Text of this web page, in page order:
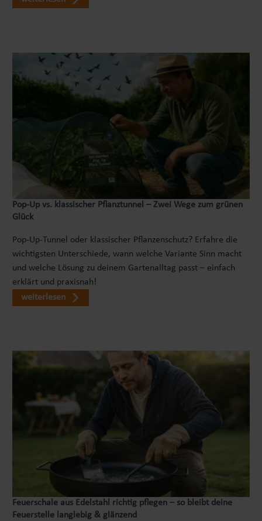
Abdeckung unnötig schwer oder unhandlich zu
Oberfläche verhindert, dass Regen oder
Spritzwasser in die Dämmung eindringen. So
bleibt die Abdeckung formstabil, lässt sich gut
handhaben und kann über viele Saisons hinweg
verwendet werden. In der Praxis kann die
Abdeckung die Energieeffizienz Ihres Whirlpools
um bis zu 40 % erhöhen und damit die Heizkosten
deutlich reduzieren. ## Montage, Nutzung und
Pflege der LAY-Z-SPA Abdeckung Die Nutzung ist
bewusst unkompliziert gehalten. Legen Sie die
Abdeckung über den gefüllten Whirlpool, richten
ermöglicht einen bequemen Zugang zu den
Pumpenanschlüssen, ohne dass Sie die komplette
Abdeckung abnehmen müssen. Für die Pflege
reicht es in der Regel aus, die Außenseite
gelegentlich mit klarem Wasser oder einer
geschmeidig und dicht zu halten. Bei
Nichtgebrauch kann die Abdeckung trocken und
geschützt gelagert werden. ## Lieferumfang und
Einsatz im Alltag Zum Lieferumfang gehört eine
EnergySense Plus Thermo-Komplettabdeckung in
runder Ausführung für Whirlpools bis ca. Ø 180 x
66 cm. In Kombination mit Ihrem vorhandenen
Spa reduziert sie den Energieverbrauch, schützt
das Wasser vor Verunreinigungen und verlängert
die Zeit, in der Sie die wohltuende Wärme
genießen können. Ob für die tägliche
Entspannung, den Wochenendbesuch von
Pop‑Up vs. klassischer Pflanztunnel – Zwei Wege zum grünen
Glück
Pop-Up-Tunnel oder klassischer Pflanzenschutz? Erfahre die
wichtigsten Unterschiede, wann welche Variante Sinn macht
und welche Lösung zu deinem Gartenalltag passt – einfach
erklärt und praxisnah!
weiterlesen
Feuerschale aus Edelstahl richtig pflegen – so bleibt deine
Feuerstelle langlebig & glänzend